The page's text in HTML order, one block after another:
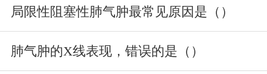
局限性阻塞性肺气肿最常见原因是（）
肺气肿的X线表现，错误的是（）